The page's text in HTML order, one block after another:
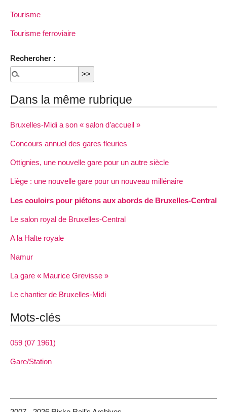
Tourisme
Tourisme ferroviaire
Rechercher :
Dans la même rubrique
Bruxelles-Midi a son « salon d’accueil »
Concours annuel des gares fleuries
Ottignies, une nouvelle gare pour un autre siècle
Liège : une nouvelle gare pour un nouveau millénaire
Les couloirs pour piétons aux abords de Bruxelles-Central
Le salon royal de Bruxelles-Central
A la Halte royale
Namur
La gare « Maurice Grevisse »
Le chantier de Bruxelles-Midi
Mots-clés
059 (07 1961)
Gare/Station